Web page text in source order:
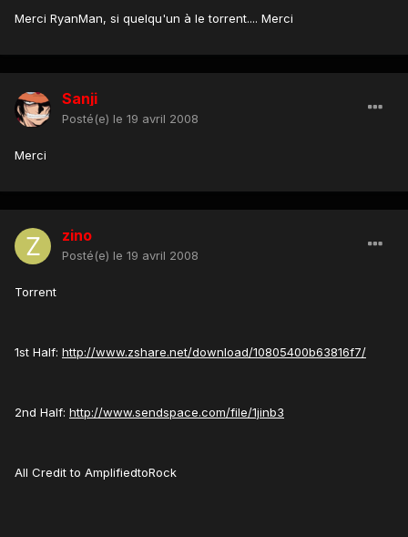
Merci RyanMan, si quelqu'un à le torrent.... Merci
Sanji
Posté(e) le 19 avril 2008
Merci
zino
Posté(e) le 19 avril 2008
Torrent
1st Half: http://www.zshare.net/download/10805400b63816f7/
2nd Half: http://www.sendspace.com/file/1jinb3
All Credit to AmplifiedtoRock